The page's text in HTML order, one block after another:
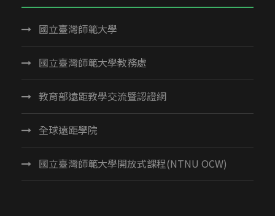
國立臺灣師範大學
國立臺灣師範大學教務處
教育部遠距教學交流暨認證網
全球遠距學院
國立臺灣師範大學開放式課程(NTNU OCW)